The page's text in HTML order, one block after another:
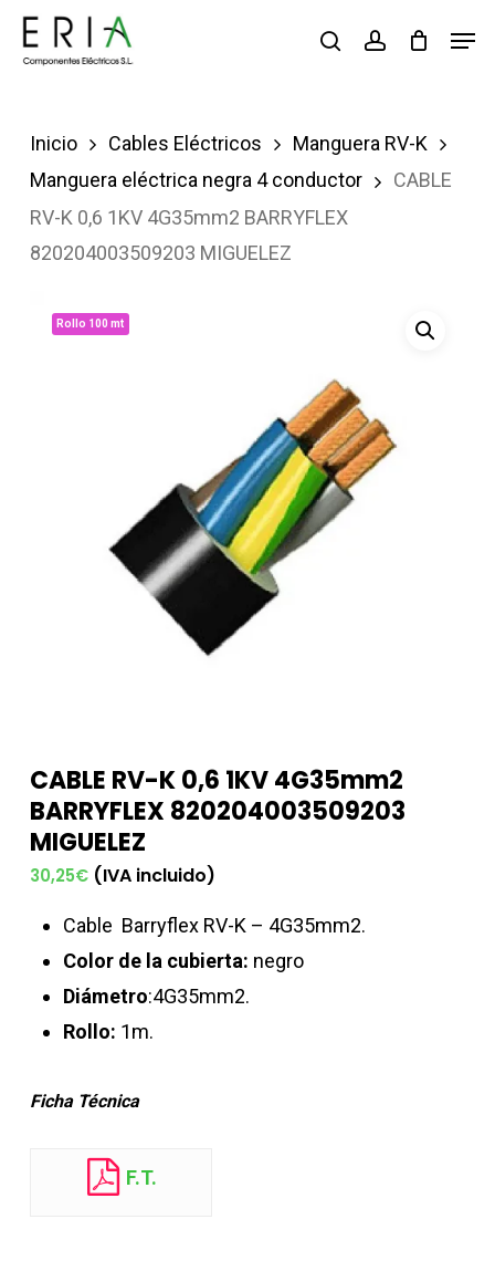
Saltar
buscaraccount
Inicio Cables Eléctricos
Manguera RV-K
Manguera eléctrica negra 4 conductor
CABLE
RV-K 0,6 1KV 4G35mm2 BARRYFLEX
820204003509203 MIGUELEZ
Rollo 100 mt
CABLE RV-K 0,6 1KV 4G35mm2
BARRYFLEX 820204003509203
MIGUELEZ
30,25€ (IVA incluido)
Cable Barryflex RV-K – 4G35mm2.
Color de la cubierta: negro
Diámetro:4G35mm2.
Rollo: 1m.
Ficha Técnica
F.T.